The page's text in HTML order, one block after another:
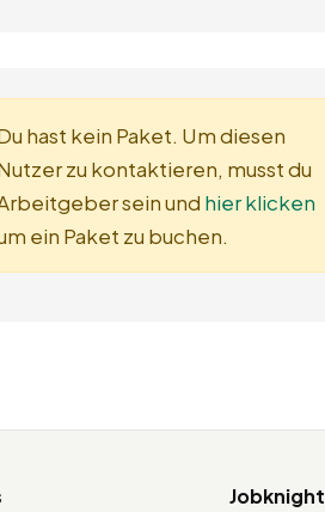
hast kein Paket. Um diesen
zu kontaktieren, musst du
sein und hier klicken
ein Paket zu buchen.
Jobknight